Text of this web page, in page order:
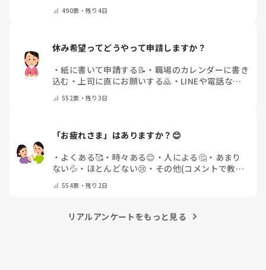
490票・残り4日
休み希望ってどうやって申請しますか？
・紙に書いて申請する📝 ・ 職場のカレンダーに書き
込む ・ 上司に直にお願いする🙇 ・ LINEや電話など
552票・残り3日
「お疲れさま」はありますか？😊
・ よくある🥰 ・ 時々ある😊 ・ 人による🤔 ・ あまり
ない💦 ・ ほとんどない😢 ・ その他(コメントで教え
554票・残り2日
リアルアンケートをもっと見る